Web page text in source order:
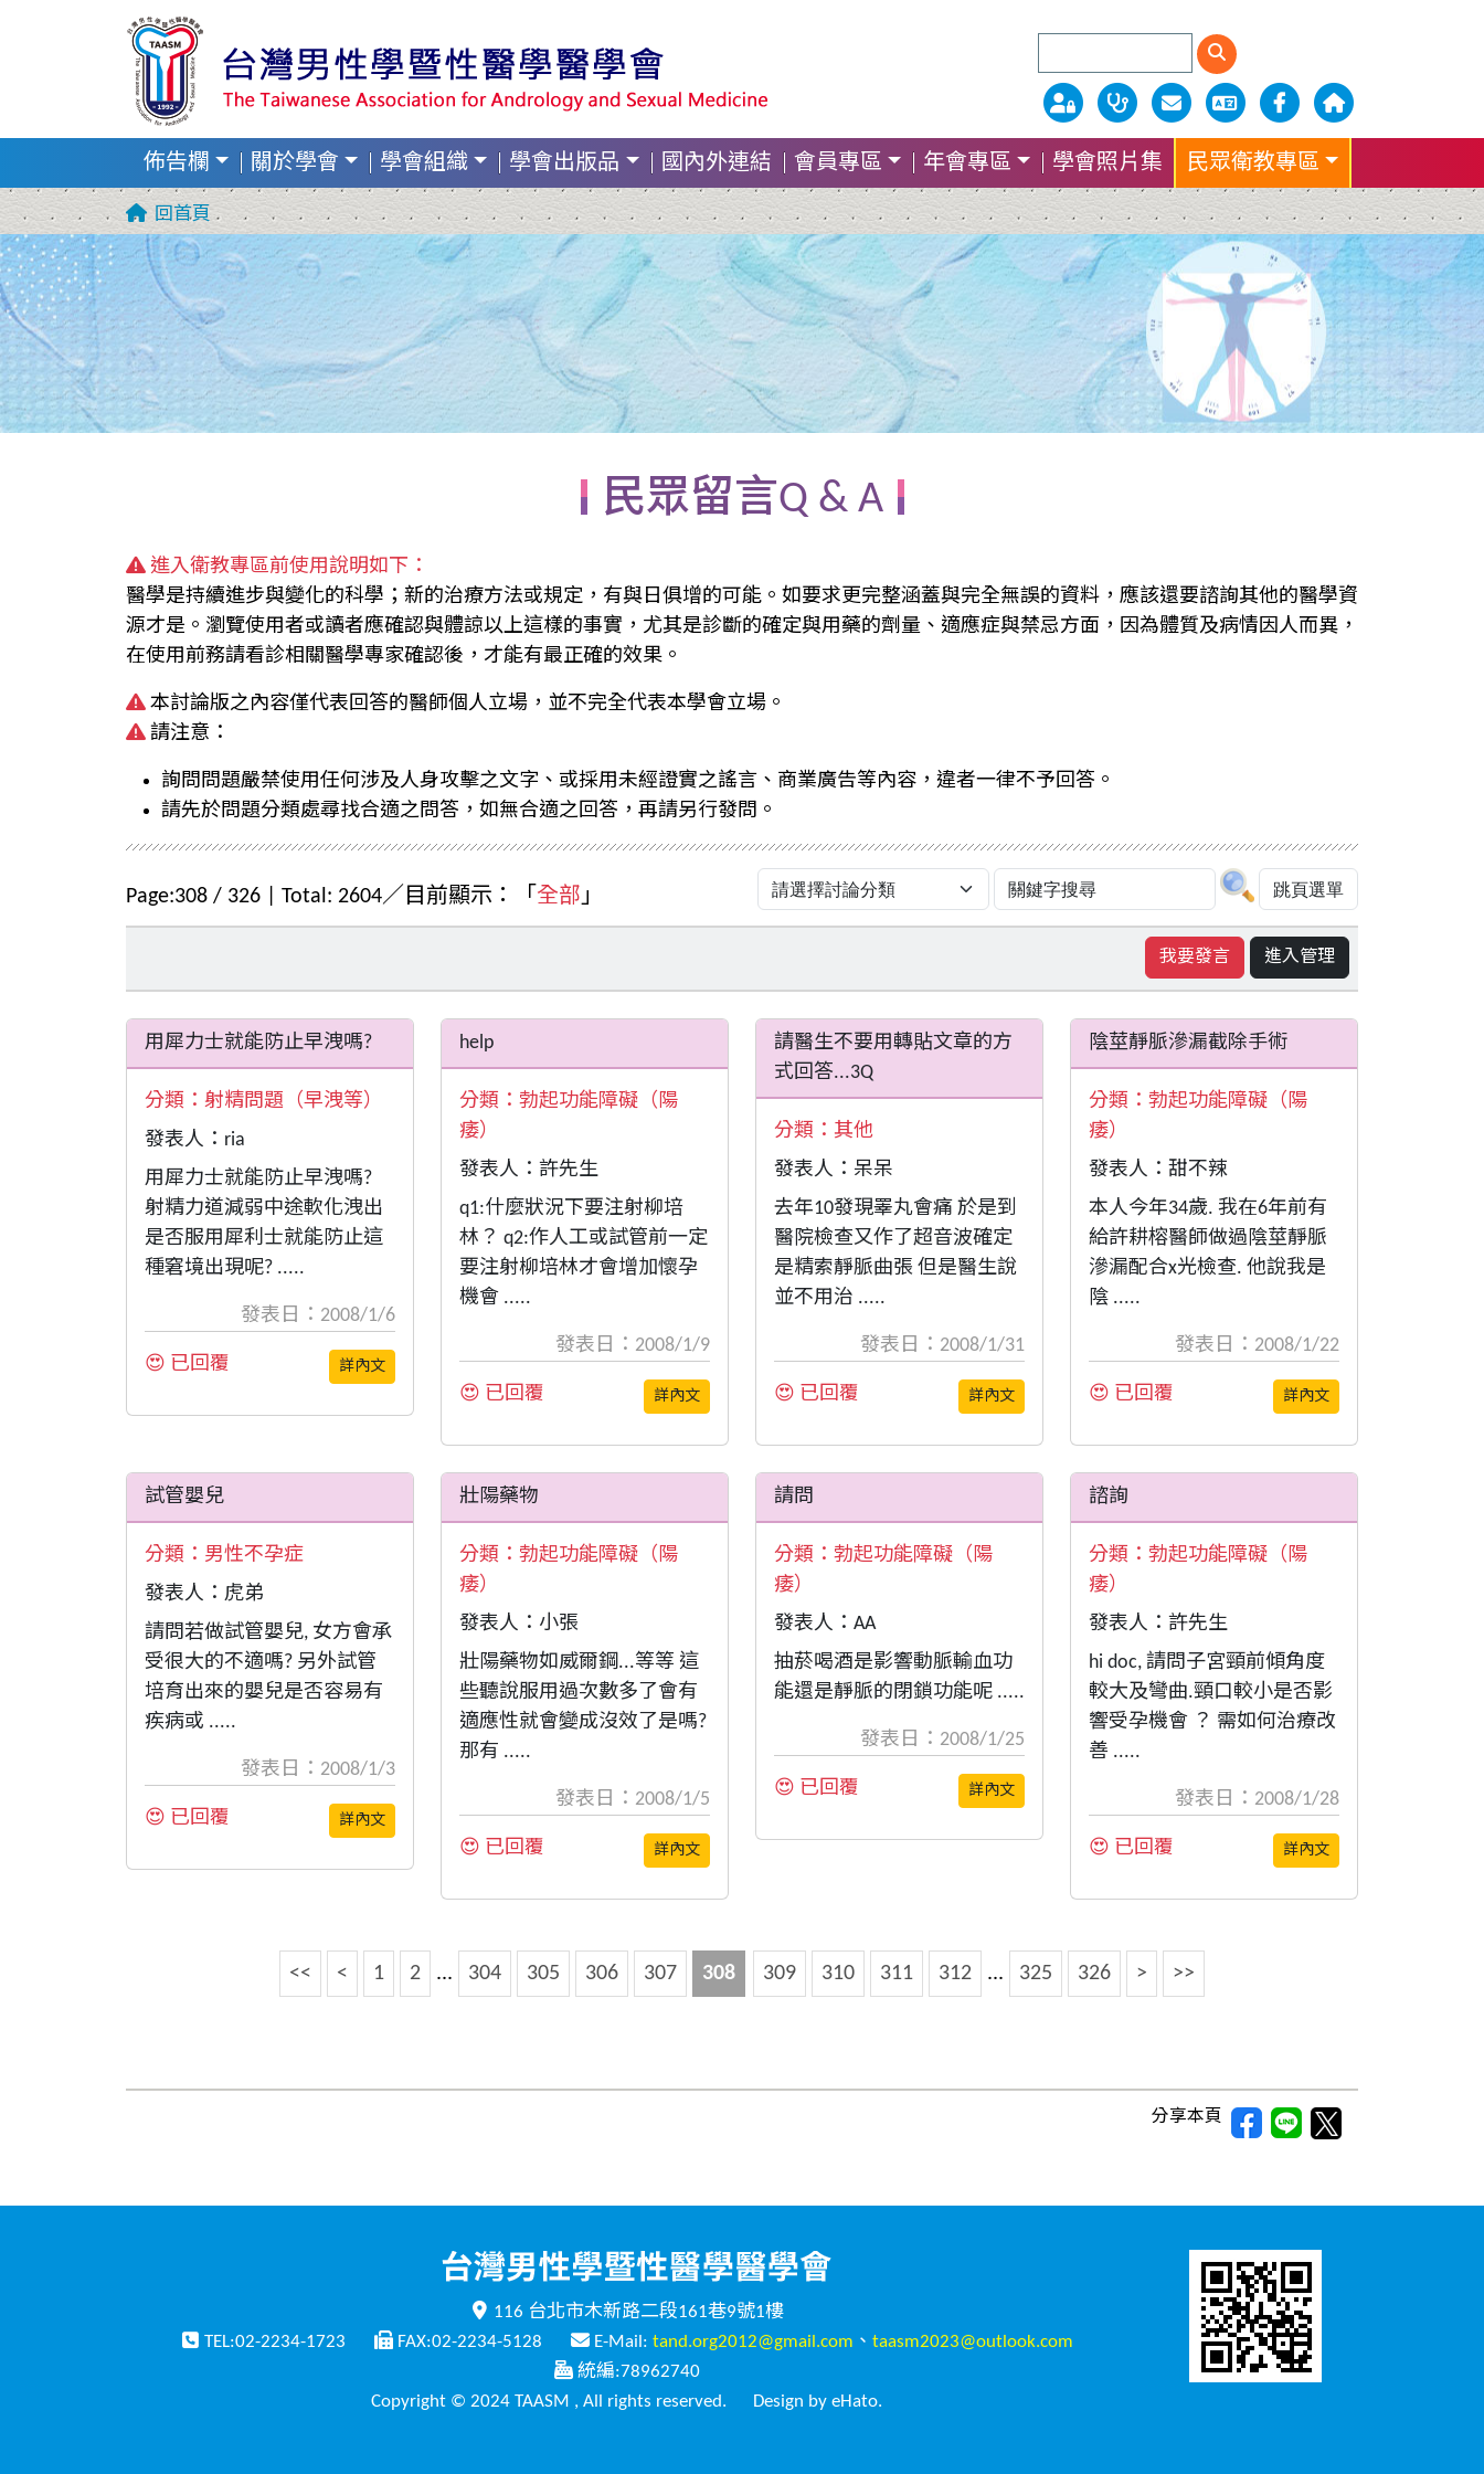
佈告欄 關於學會 學會組織 學會出版品 國內外連結 會員專區 年會專區 學會照片集 民眾衛教專區
回首頁
民眾留言Q & A
進入衛教專區前使用說明如下：
醫學是持續進步與變化的科學；新的治療方法或規定，有與日俱增的可能。如要求更完整涵蓋與完全無誤的資料，應該還要諮詢其他的醫學資
源才是。瀏覽使用者或讀者應確認與體諒以上這樣的事實，尤其是診斷的確定與用藥的劑量、適應症與禁忌方面，因為體質及病情因人而異，
在使用前務請看診相關醫學專家確認後，才能有最正確的效果。
本討論版之內容僅代表回答的醫師個人立場，並不完全代表本學會立場。
請注意：
詢問問題嚴禁使用任何涉及人身攻擊之文字、或採用未經證實之謠言、商業廣告等內容，違者一律不予回答。
請先於問題分類處尋找合適之問答，如無合適之回答，再請另行發問。
Page:308 / 326 | Total: 2604／目前顯示：「 全部 」
我要發言 進入管理
用犀力士就能防止早洩嗎?
分類： 射精問題（早洩等）
發表人：ria
用犀力士就能防止早洩嗎?
射精力道減弱中途軟化洩出
是否服用犀利士就能防止這
種窘境出現呢? .....
發表日：2008/1/6
😍 已回覆 詳內文
help
分類： 勃起功能障礙（陽
痿）
發表人：許先生
q1:什麼狀況下要注射柳培
林？ q2:作人工或試管前一定
要注射柳培林才會增加懷孕
機會 .....
發表日：2008/1/9
😍 已回覆 詳內文
請醫生不要用轉貼文章的方
式回答...3Q
分類： 其他
發表人：呆呆
去年10發現睪丸會痛 於是到
醫院檢查又作了超音波確定
是精索靜脈曲張 但是醫生說
並不用治 .....
發表日：2008/1/31
😍 已回覆 詳內文
陰莖靜脈滲漏截除手術
分類： 勃起功能障礙（陽
痿）
發表人：甜不辣
本人今年34歲. 我在6年前有
給許耕榕醫師做過陰莖靜脈
滲漏配合x光檢查. 他說我是
陰 .....
發表日：2008/1/22
😍 已回覆 詳內文
試管嬰兒
分類： 男性不孕症
發表人：虎弟
請問若做試管嬰兒, 女方會承
受很大的不適嗎? 另外試管
培育出來的嬰兒是否容易有
疾病或 .....
發表日：2008/1/3
😍 已回覆 詳內文
壯陽藥物
分類： 勃起功能障礙（陽
痿）
發表人：小張
壯陽藥物如威爾鋼...等等 這
些聽說服用過次數多了會有
適應性就會變成沒效了是嗎?
那有 .....
發表日：2008/1/5
😍 已回覆 詳內文
請問
分類： 勃起功能障礙（陽
痿）
發表人：AA
抽菸喝酒是影響動脈輸血功
能還是靜脈的閉鎖功能呢 .....
發表日：2008/1/25
😍 已回覆 詳內文
諮詢
分類： 勃起功能障礙（陽
痿）
發表人：許先生
hi doc, 請問子宮頸前傾角度
較大及彎曲.頸口較小是否影
響受孕機會 ？ 需如何治療改
善 .....
發表日：2008/1/28
😍 已回覆 詳內文
<< < 1 2 ... 304 305 306 307 308 309 310 311 312 ... 325 326 > >>
分享本頁
116 台北市木新路二段161巷9號1樓
TEL:02-2234-1723
FAX:02-2234-5128 E-Mail: tand.org2012@gmail.com 、 taasm2023@outlook.com
統編:78962740
Copyright © 2024 TAASM , All rights reserved.
Design by eHato.